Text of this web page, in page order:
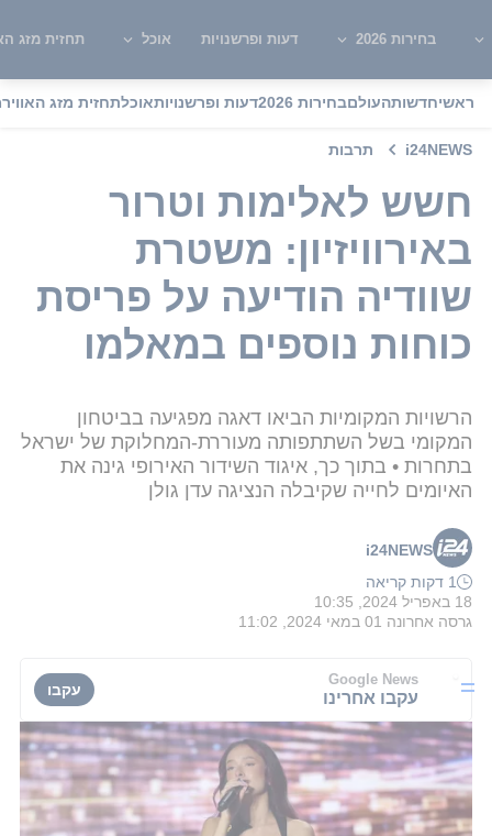
בחירות 2026 דעות ופרשנויות אוכל תחזית מזג
ראשיחדשותהעולםבחירות 2026 דעות ופרשנויותאוכלתחזית מזג האוויר
i24NEWS תרבות
חשש לאלימות וטרור
באירוויזיון: משטרת
שוודיה הודיעה על פריסת
כוחות נוספים במאלמו
הרשויות המקומיות הביאו דאגה מפגיעה בביטחון
המקומי בשל השתתפותה מעוררת-המחלוקת של ישראל
בתחרות • בתוך כך, איגוד השידור האירופי גינה את
האיומים לחייה שקיבלה הנציגה עדן גולן
i24NEWS
1 דקות קריאה
18 באפריל 2024, 10:35
גרסה אחרונה 01 במאי 2024, 11:02
Google News
עקבו אחרינו עקבו